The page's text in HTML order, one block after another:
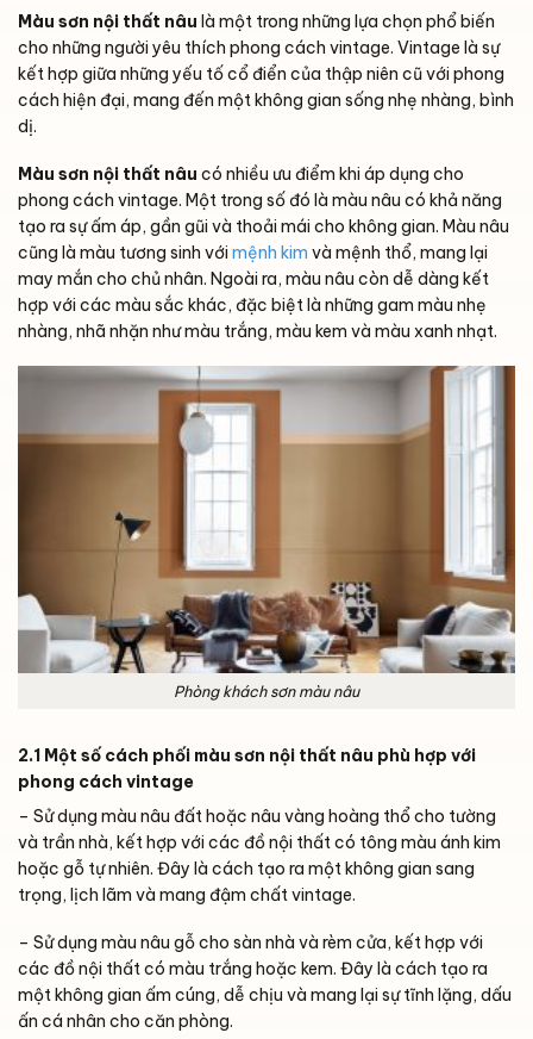
Màu sơn nội thất nâu là một trong những lựa chọn phổ biến
cho những người yêu thích phong cách vintage. Vintage là sự
kết hợp giữa những yếu tố cổ điển của thập niên cũ với phong
cách hiện đại, mang đến một không gian sống nhẹ nhàng, bình
dị.
Màu sơn nội thất nâu có nhiều ưu điểm khi áp dụng cho
phong cách vintage. Một trong số đó là màu nâu có khả năng
tạo ra sự ấm áp, gần gũi và thoải mái cho không gian. Màu nâu
cũng là màu tương sinh với mệnh kim và mệnh thổ, mang lại
may mắn cho chủ nhân. Ngoài ra, màu nâu còn dễ dàng kết
hợp với các màu sắc khác, đặc biệt là những gam màu nhẹ
nhàng, nhã nhặn như màu trắng, màu kem và màu xanh nhạt.
Phòng khách sơn màu nâu
2.1 Một số cách phối màu sơn nội thất nâu phù hợp với
phong cách vintage
– Sử dụng màu nâu đất hoặc nâu vàng hoàng thổ cho tường
và trần nhà, kết hợp với các đồ nội thất có tông màu ánh kim
hoặc gỗ tự nhiên. Đây là cách tạo ra một không gian sang
trọng, lịch lãm và mang đậm chất vintage.
– Sử dụng màu nâu gỗ cho sàn nhà và rèm cửa, kết hợp với
các đồ nội thất có màu trắng hoặc kem. Đây là cách tạo ra
một không gian ấm cúng, dễ chịu và mang lại sự tĩnh lặng, dấu
ấn cá nhân cho căn phòng.